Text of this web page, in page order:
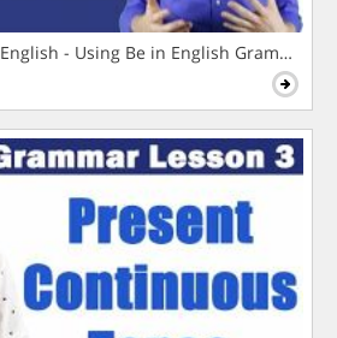
- Using Be in English Grammar